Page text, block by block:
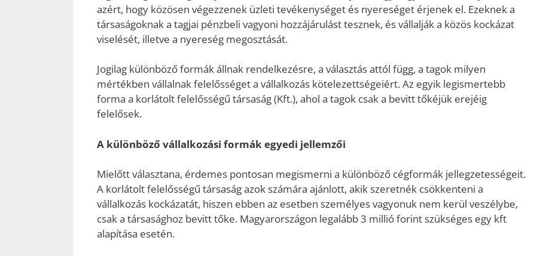
azért, hogy közösen végezzenek üzleti tevékenységet és nyereséget érjenek el. Ezeknek a
társaságoknak a tagjai pénzbeli vagyoni hozzájárulást tesznek, és vállalják a közös kockázat
viselését, illetve a nyereség megosztását.
Jogilag különböző formák állnak rendelkezésre, a választás attól függ, a tagok milyen
mértékben vállalnak felelősséget a vállalkozás kötelezettségeiért. Az egyik legismertebb
forma a korlátolt felelősségű társaság (Kft.), ahol a tagok csak a bevitt tőkéjük erejéig
felelősek.
A különböző vállalkozási formák egyedi jellemzői
Mielőtt választana, érdemes pontosan megismerni a különböző cégformák jellegzetességeit.
A korlátolt felelősségű társaság azok számára ajánlott, akik szeretnék csökkenteni a
vállalkozás kockázatát, hiszen ebben az esetben személyes vagyonuk nem kerül veszélybe,
csak a társasághoz bevitt tőke. Magyarországon legalább 3 millió forint szükséges egy kft
alapítása esetén.